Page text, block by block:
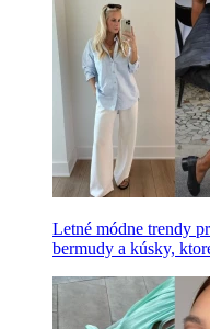
Letné módne trendy
bermudy a kúsky,